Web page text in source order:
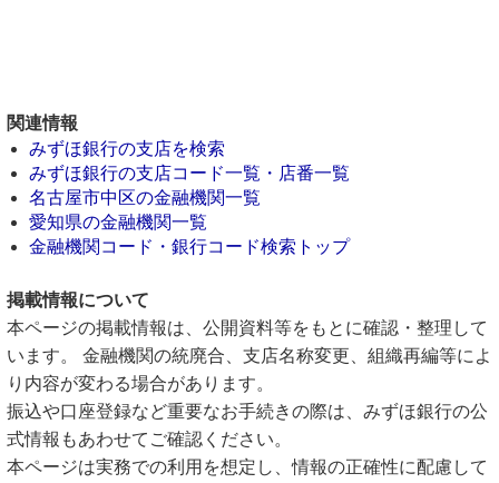
関連情報
みずほ銀行の支店を検索
みずほ銀行の支店コード一覧・店番一覧
名古屋市中区の金融機関一覧
愛知県の金融機関一覧
金融機関コード・銀行コード検索トップ
掲載情報について
本ページの掲載情報は、公開資料等をもとに確認・整理して
います。 金融機関の統廃合、支店名称変更、組織再編等によ
り内容が変わる場合があります。
振込や口座登録など重要なお手続きの際は、みずほ銀行の公
式情報もあわせてご確認ください。
本ページは実務での利用を想定し、情報の正確性に配慮して